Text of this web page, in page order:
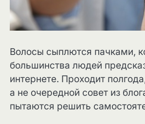
Волосы сыплются пачками,
большинства людей
интернете. Проходит
а не очередной совет из
пытаются решить